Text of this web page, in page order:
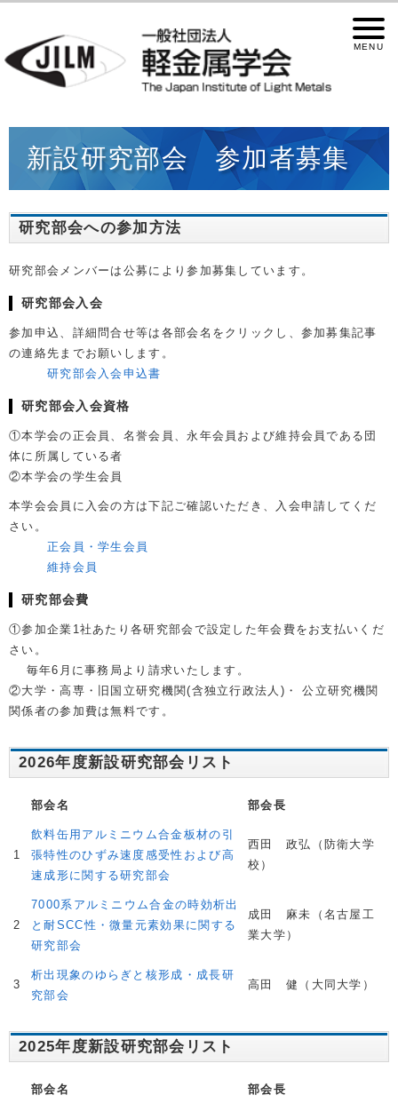
新設研究部会 参加者募集
研究部会への参加方法
研究部会メンバーは公募により参加募集しています。
研究部会入会
参加申込、詳細問合せ等は各部会名をクリックし、参加募集記事
の連絡先までお願いします。
研究部会入会申込書
研究部会入会資格
①本学会の正会員、名誉会員、永年会員および維持会員である団
体に所属している者
②本学会の学生会員
本学会会員に入会の方は下記ご確認いただき、入会申請してくだ
さい。
正会員・学生会員
維持会員
研究部会費
①参加企業1社あたり各研究部会で設定した年会費をお支払いくだ
さい。
毎年6月に事務局より請求いたします。
②大学・高専・旧国立研究機関(含独立行政法人)・ 公立研究機関
関係者の参加費は無料です。
2026年度新設研究部会リスト
部会名 部会長
1
飲料缶用アルミニウム合金板材の引
張特性のひずみ速度感受性および高
速成形に関する研究部会
西田 政弘（防衛大学
校）
2
7000系アルミニウム合金の時効析出
と耐SCC性・微量元素効果に関する
研究部会
成田 麻未（名古屋工
業大学）
3
析出現象のゆらぎと核形成・成長研
究部会
高田 健（大同大学）
2025年度新設研究部会リスト
部会名 部会長